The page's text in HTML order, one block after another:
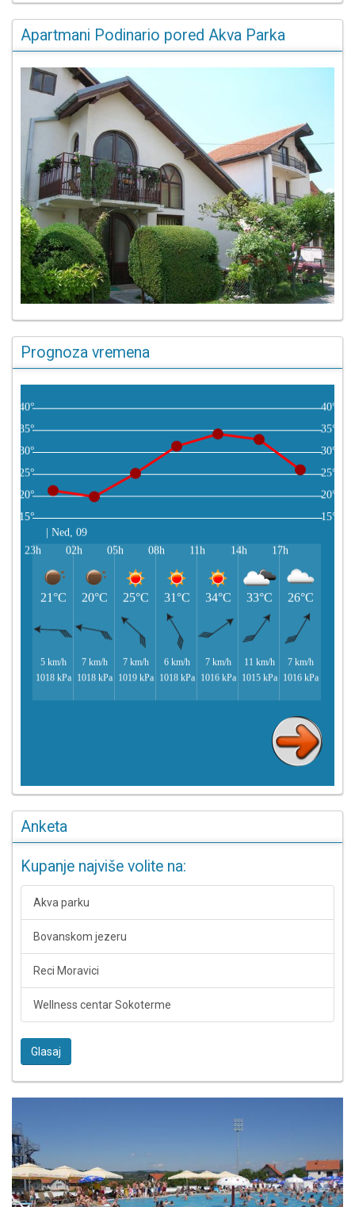
Apartmani Podinario pored Akva Parka
Prognoza vremena
Anketa
Kupanje najviše volite na:
Akva parku
Bovanskom jezeru
Reci Moravici
Wellness centar Sokoterme
Glasaj